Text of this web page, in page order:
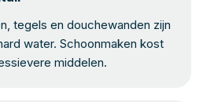
tegels en douchewanden zijn
water. Schoonmaken kost
middelen.